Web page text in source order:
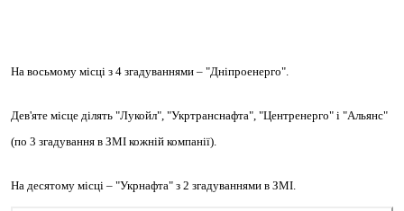
На восьмому місці з 4 згадуваннями – "Дніпроенерго".
Дев'яте місце ділять "Лукойл", "Укртранснафта", "Центренерго" і "Альянс"
(по 3 згадування в ЗМІ кожній компанії).
На десятому місці – "Укрнафта" з 2 згадуваннями в ЗМІ.